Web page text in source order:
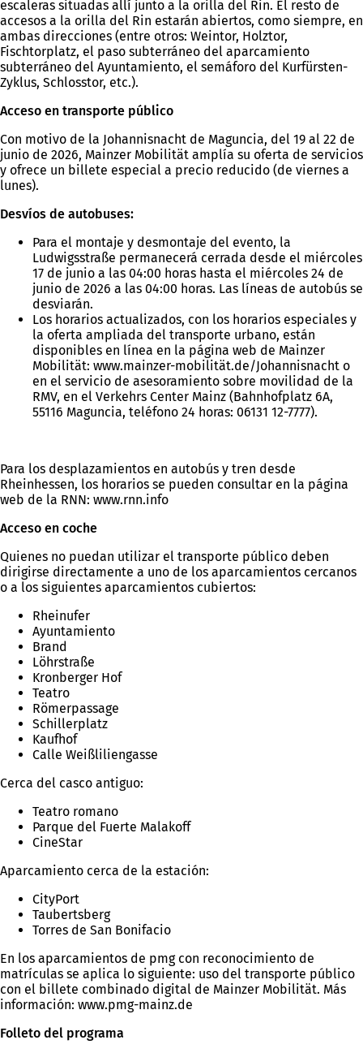
escaleras situadas allí junto a la orilla del Rin. El resto de
accesos a la orilla del Rin estarán abiertos, como siempre, en
ambas direcciones (entre otros: Weintor, Holztor,
Fischtorplatz, el paso subterráneo del aparcamiento
subterráneo del Ayuntamiento, el semáforo del Kurfürsten-
Zyklus, Schlosstor, etc.).
Acceso en transporte público
Con motivo de la Johannisnacht de Maguncia, del 19 al 22 de
junio de 2026, Mainzer Mobilität amplía su oferta de servicios
y ofrece un billete especial a precio reducido (de viernes a
lunes).
Desvíos de autobuses:
Para el montaje y desmontaje del evento, la
Ludwigsstraße permanecerá cerrada desde el miércoles
17 de junio a las 04:00 horas hasta el miércoles 24 de
junio de 2026 a las 04:00 horas. Las líneas de autobús se
desviarán.
Los horarios actualizados, con los horarios especiales y
la oferta ampliada del transporte urbano, están
disponibles en línea en la página web de Mainzer
Mobilität: www.mainzer-mobilität.de/Johannisnacht o
en el servicio de asesoramiento sobre movilidad de la
RMV, en el Verkehrs Center Mainz (Bahnhofplatz 6A,
55116 Maguncia, teléfono 24 horas: 06131 12-7777).
Para los desplazamientos en autobús y tren desde
Rheinhessen, los horarios se pueden consultar en la página
web de la RNN: www.rnn.info
Acceso en coche
Quienes no puedan utilizar el transporte público deben
dirigirse directamente a uno de los aparcamientos cercanos
o a los siguientes aparcamientos cubiertos:
Rheinufer
Ayuntamiento
Brand
Löhrstraße
Kronberger Hof
Teatro
Römerpassage
Schillerplatz
Kaufhof
Calle Weißliliengasse
Cerca del casco antiguo:
Teatro romano
Parque del Fuerte Malakoff
CineStar
Aparcamiento cerca de la estación:
CityPort
Taubertsberg
Torres de San Bonifacio
En los aparcamientos de pmg con reconocimiento de
matrículas se aplica lo siguiente: uso del transporte público
con el billete combinado digital de Mainzer Mobilität. Más
información: www.pmg-mainz.de
Folleto del programa